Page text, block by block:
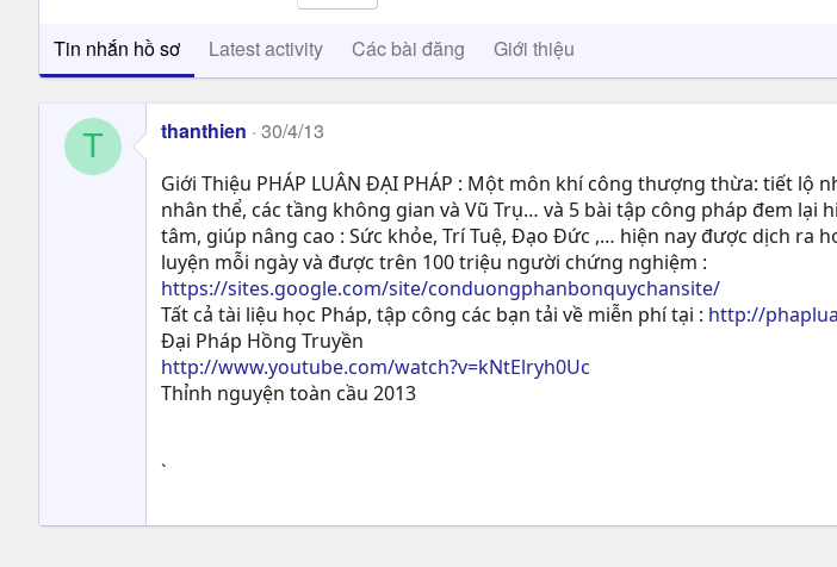
Tin nhắn hồ sơ Latest activity Các bài đăng Giới thiệu
T thanthien 30/4/13
Giới Thiệu PHÁP LUÂN ĐẠI PHÁP : Một môn khí công thượng thừa: tiết lộ
nhân thể, các tầng không gian và Vũ Trụ… và 5 bài tập công pháp đem
tâm, giúp nâng cao : Sức khỏe, Trí Tuệ, Ðạo Ðức ,… hiện nay được dịch
luyện mỗi ngày và được trên 100 triệu người chứng nghiệm :
https://sites.google.com/site/conduongphanbonquychansite/
Tất cả tài liệu học Pháp, tập công các bạn tải về miễn phí tại : http://
Đại Pháp Hồng Truyền
http://www.youtube.com/watch?v=kNtElryh0Uc
Thỉnh nguyện toàn cầu 2013
`